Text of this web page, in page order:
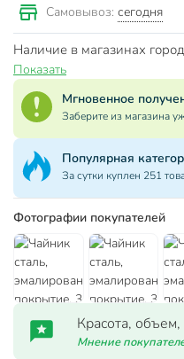
Самовывоз: сегодня
Наличие в магазинах
Показать
Мгновенное
Заберите из магазина
Популярная
За сутки куплен 251
Фотографии покупателей
Красота,
Мнение